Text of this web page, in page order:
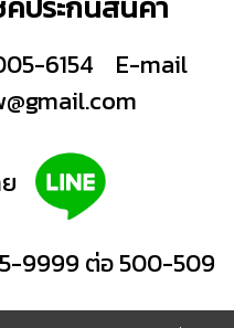
6154
E-mail
9999 ต่อ 500-509